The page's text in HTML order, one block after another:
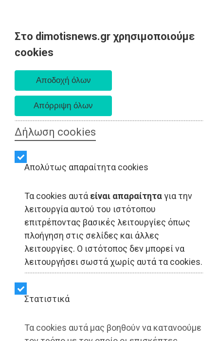
Στο dimotisnews.gr χρησιμοποιούμε
cookies
Δήλωση cookies
Απολύτως απαραίτητα cookies
Τα cookies αυτά είναι απαραίτηταγια την
λειτουργία αυτού του ιστότοπου
επιτρέποντας βασικές λειτουργίες όπως
πλοήγηση στις σελίδες και άλλες
λειτουργίες. Ο ιστότοπος δεν μπορεί να
λειτουργήσει σωστά χωρίς αυτά τα cookies.
Στατιστικά
Τα cookies αυτά μας βοηθούν να κατανοούμε
ΠΟΛΙΤΙΚΗ - Ανατολική Αττική
Debate Χριστοδουλάκη -
Κεφαλογιάννη: «Νέοι και
Συνταγματική
Αναθεώρηση»